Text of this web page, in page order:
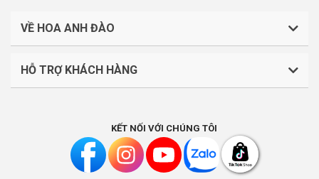
VỀ HOA ANH ĐÀO
CÔNG TY TNHH J BEAUTY
Liên hệ: (028).7303.9118
HỖ TRỢ KHÁCH HÀNG
Chính sách vận chuyển, giao nhận
Chính sách đổi trả và hoàn tiền
KẾT NỐI VỚI CHÚNG TÔI